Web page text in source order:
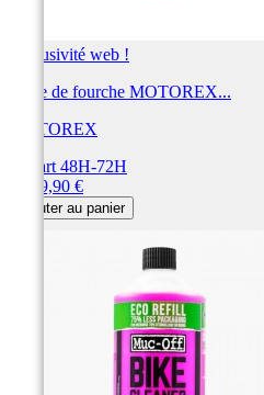
Exclusivité web !
Huile de fourche MOTOREX...
MOTOREX
Départ 48H-72H
1 459,90 €
Ajouter au panier